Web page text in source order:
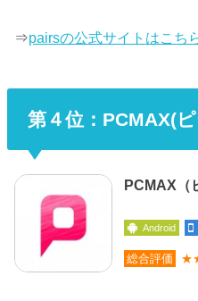
⇒pairsの公式サイトはこち
第４位：PCMAX(
PCMAX（
Android
総合評価